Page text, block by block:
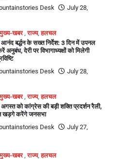
Desk
July 28,
मुख्य-खबर,राज्य,हलचल
बर्द्धन के सख्त निर्देश: 3 दिन में उपनल
अनुबंध, देरी पर विभागाध्यक्षों को मिलेगी
Desk
July 28,
मुख्य-खबर,राज्य,हलचल
अगस्त को कांग्रेस की बड़ी शक्ति प्रदर्शन रैली,
खड़गे करेंगे जनसभा
Desk
July 27,
मुख्य-खबर,राज्य,हलचल